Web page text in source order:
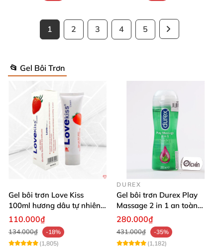
1 2 3 4 5
📂 Gel Bôi Trơn
Gel bôi trơn Love Kiss
100ml hương dâu tự nhiên
tăng trơn mượt
110.000₫
134.000₫
-18%
(1,805)
DUREX
Gel bôi trơn Durex Play
Massage 2 in 1 an toàn
chiết xuất lô hội
280.000₫
431.000₫
-35%
(1,182)